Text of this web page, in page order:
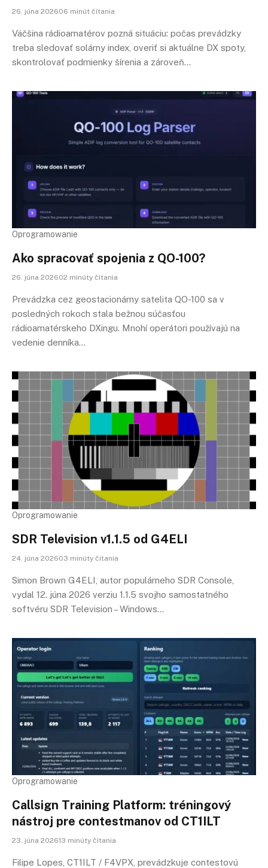
26. júna 202606 minút čítania
Väčšina rádioamatérov pozná situáciu: počas prevádzky
treba sledovať solárny index, overiť si aktuálne DX spoty,
skontrolovať podmienky šírenia a zároveň…
Oprogramowanie
Ako spracovať spojenia z QO-100?
26. júna 202602 minúty čítania
Prevádzka cez geostacionárny satelita QO-100 sa v
posledných rokoch stala bežnou súčasťou
rádioamatérskeho DXingu. Mnohí operátori používajú na
vedenie denníka…
Oprogramowanie
SDR Television v1.1.5 od G4ELI
24. júna 202603 minúty čítania
Simon Brown G4ELI, autor populárneho SDR Console,
vydal 12. júna 2026 verziu 1.1.5 svojho samostatného
softvéru SDR Television – Windows…
Oprogramowanie
Callsign Training Platform: tréningový
nástroj pre contestmanov od CT1ILT
23. júna 202613 minúty čítania
Filipe Lopes, CT1ILT / F4VPX, prevádzkuje contestovú